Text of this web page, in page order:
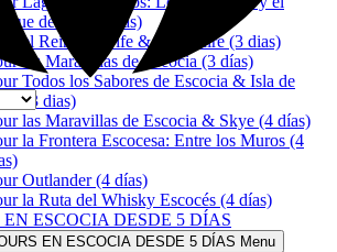
de Tay (2 días)
el Reino de Fife & Perthshire (3 dias)
las Maravillas de Escocia (3 días)
Todos los Sabores de Escocia & Isla de
(3 dias)
las Maravillas de Escocia & Skye (4 días)
la Frontera Escocesa: Entre los Muros (4
Outlander (4 días)
la Ruta del Whisky Escocés (4 días)
EN ESCOCIA DESDE 5 DÍAS
EN ESCOCIA DESDE 5 DÍAS Menu